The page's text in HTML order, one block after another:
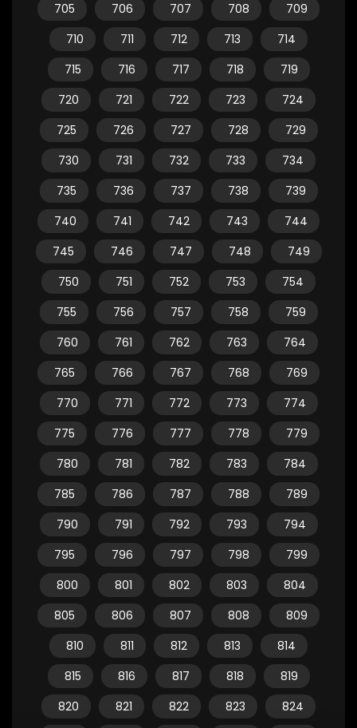
705
706 707 708
709
710
711 712 713
714
715
716 717 718
719
720
721 722 723
724
725
726 727 728
729
730
731 732 733
734
735
736 737 738
739
740
741 742 743
744
745
746 747 748
749
750
751 752 753
754
755
756 757 758
759
760
761 762 763
764
765
766 767 768
769
770
771 772 773
774
775
776 777 778
779
780
781 782 783
784
785
786 787 788
789
790
791 792 793
794
795
796 797 798
799
800
801 802 803
804
805
806 807 808
809
810
811 812 813
814
815
816 817 818
819
820
821 822 823
824